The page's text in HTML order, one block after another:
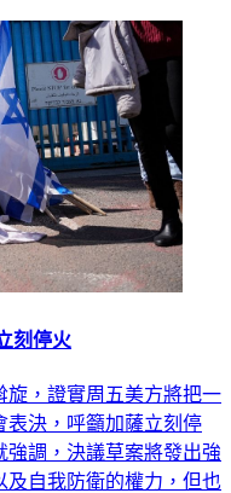
刻停火
旋，證實周五美方將把一
表決，呼籲加薩立刻停
強調，決議草案將發出強
及自我防衛的權力，但也